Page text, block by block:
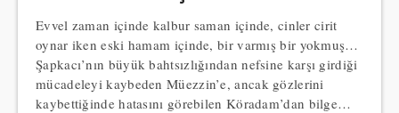
Evvel zaman içinde kalbur saman içinde, cinler cirit
oynar iken eski hamam içinde, bir varmış bir yokmuş…
Şapkacı’nın büyük bahtsızlığından nefsine karşı girdiği
mücadeleyi kaybeden Müezzin’e, ancak gözlerini
kaybettiğinde hatasını görebilen Köradam’dan bilge…